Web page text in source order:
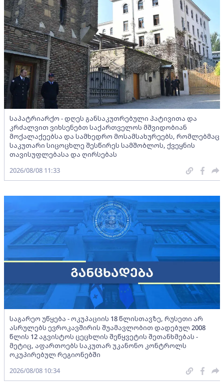
საპატრიარქო - დღეს განსაკუთრებული პატივითა და
კრძალვით ვიხსენებთ საქართველოს მშვიდობიან
მოქალაქეებსა და სამხედრო მოსამსახურეებს, რომლებმაც
საკუთარი სიცოცხლე შესწირეს სამშობლოს, ქვეყნის
თავისუფლებასა და ღირსებას
2026/08/08 11:33
საგარეო უწყება - ოკუპაციის 18 წლისთავზე, რუსეთი არ
ასრულებს ევროკავშირის შუამავლობით დადებულ 2008
წლის 12 აგვისტოს ცეცხლის შეწყვეტის შეთანხმებას -
მეტიც, აფართოებს საკუთარ უკანონო კონტროლს
ოკუპირებულ რეგიონებში
2026/08/08 10:34